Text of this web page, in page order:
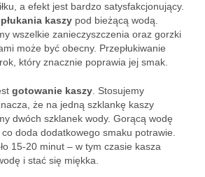
a efekt jest bardzo satysfakcjonujący.
kaszy pod bieżącą wodą.
wszelkie zanieczyszczenia oraz gorzki
może być obecny. Przepłukiwanie
który znacznie poprawia jej smak.
gotowanie kaszy . Stosujemy
że na jedną szklankę kaszy
dwóch szklanek wody. Gorącą wodę
doda dodatkowego smaku potrawie.
15-20 minut – w tym czasie kasza
i stać się miękka.